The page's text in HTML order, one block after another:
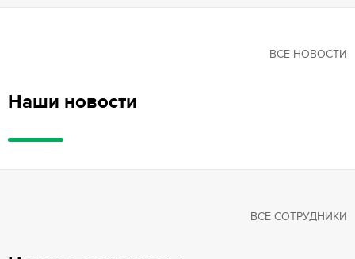
Наши новости
ВСЕ НОВОСТИ
ВСЕ СОТРУДНИКИ